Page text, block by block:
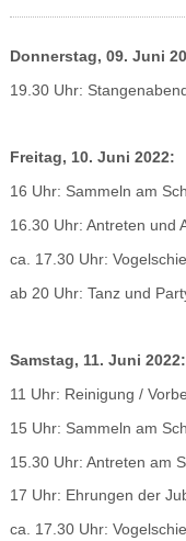
Donnerstag, 09. Juni
19.30 Uhr:
Freitag, 10. Juni 2022:
16 Uhr: Sammeln am
16.30 Uhr: Antreten und
ca. 17.30 Uhr:
ab 20 Uhr: Tanz und
Samstag, 11. Juni 2022:
11 Uhr: Reinigung /
15 Uhr: Sammeln am
15.30 Uhr: Antreten am
17 Uhr: Ehrungen der
ca. 17.30 Uhr: